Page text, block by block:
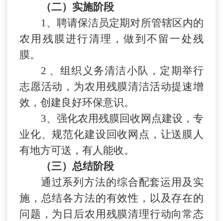
（二）实施阶段
1 、聘请保洁员定期对所管辖区内的
农用残膜进行清理，做到不留一处残
膜。
2 、组织义务清洁小队，定期举行
志愿活动，为农用残膜清洁活动提速增
效，创建良好环保意识。
3、强化农用残膜回收网点建设，专
业化、规范化建设回收网点，让送膜人
有地方可送，有人能收。
（三）总结阶段
通过系列方法的综合配套运用及 实
施，总结各方法的有效性，以及存在的
问题，为日后农用残膜清理行动向常态